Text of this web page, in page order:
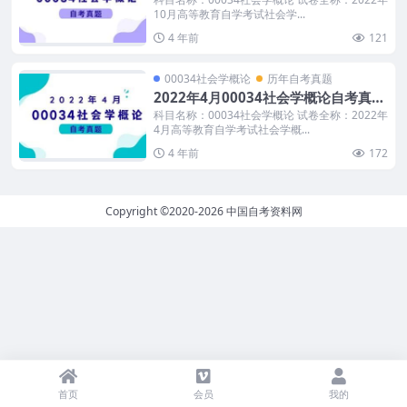
10月高等教育自学考试社会学...
4 年前
121
00034社会学概论 历年自考真题
2022年4月00034社会学概论自考真题
及答案
科目名称：00034社会学概论 试卷全称：2022年
4月高等教育自学考试社会学概...
4 年前
172
Copyright ©2020-2026中国自考资料网
首页 会员 我的